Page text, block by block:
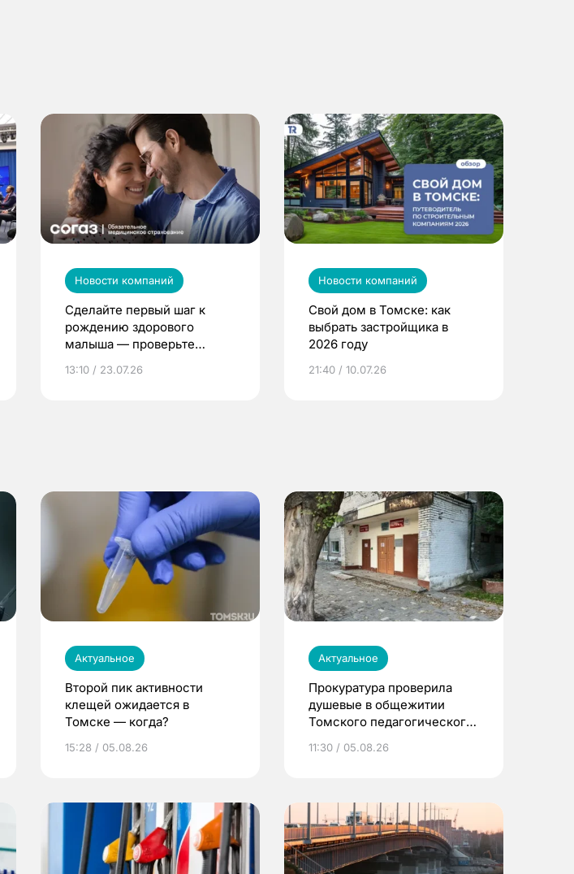
Новости компаний
Сделайте первый шаг к
рождению здорового
малыша — проверьте
по ОМС!
13:10 / 23.07.26
Новости компаний
Свой дом в Томске: как
выбрать застройщика в
2026 году
21:40 / 10.07.26
Актуальное
Второй пик активности
клещей ожидается в
Томске — когда?
15:28 / 05.08.26
Актуальное
Прокуратура проверила
душевые в общежитии
Томского педагогического
11:30 / 05.08.26